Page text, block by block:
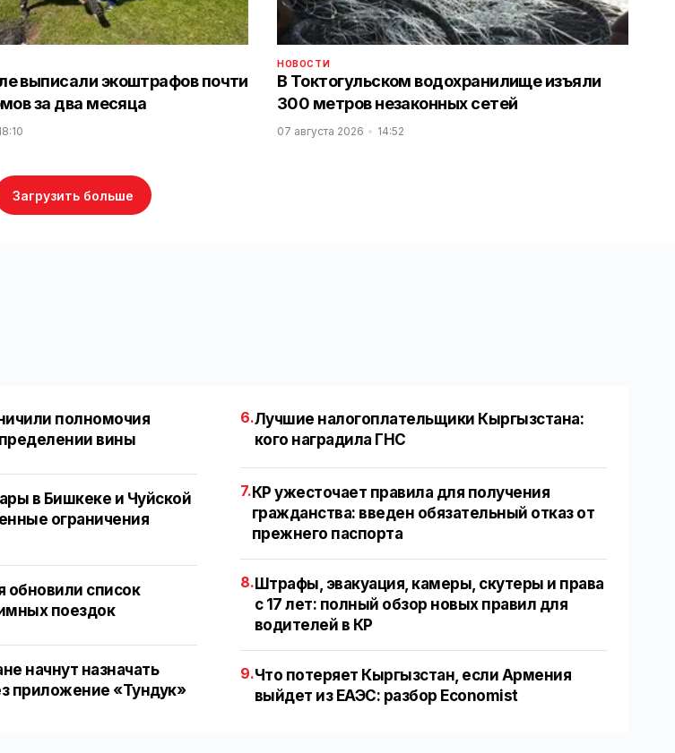
выписали экоштрафов почти
за два месяца
НОВОСТИ
В Токтогульском водохранилище изъяли
300 метров незаконных сетей
07 августа 2026 14:52
Загрузить больше
полномочия
вины
в Бишкеке и Чуйской
ограничения
обновили список
поездок
начнут назначать
приложение «Тундук»
6.Лучшие налогоплательщики Кыргызстана:
кого наградила ГНС
7. КР ужесточает правила для получения
гражданства: введен обязательный отказ от
прежнего паспорта
8. Штрафы, эвакуация, камеры, скутеры и права
с 17 лет: полный обзор новых правил для
водителей в КР
9.Что потеряет Кыргызстан, если Армения
выйдет из ЕАЭС: разбор Economist